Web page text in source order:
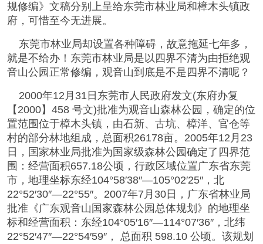
规修编》文稿分别上呈给东莞市林业局和樟木头镇政
府，可惜至今无进展。
东莞市林业局却设置各种障碍，故意拖延七年多，
就是不给办！东莞市林业局是以四界不清为由拒绝观
音山公园正常修编，观音山到底是不是四界不清呢？
2000年12月31日东莞市人民政府发文(东府办复
【2000】458 号文)批准为观音山森林公园，确定的位
置范围位于樟木头镇，由石新、古坑、樟洋、官仓等
村的部分林地组成，总面积26178亩。2005年12月23
日，国家林业局批准为国家级森林公园确定了四界范
围：经营面积657.18公顷，行政区域位置广东省东莞
市，地理坐标东经104°58′38″—105°02′25″，北
22°52′30″—22°55″。2007年7月30日，广东省林业局
批准《广东观音山国家森林公园总体规划》的地理坐
标和经营面积：东经104°05′16″—114°07′36″，北纬
22°52′47″—22°54′59″， 总面积 598.10 公顷。该规划